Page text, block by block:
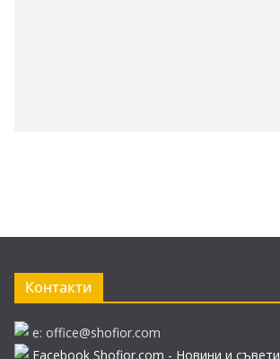
Контакти
e: office@shofior.com
Facebook Shofior.com - Новини и съвети